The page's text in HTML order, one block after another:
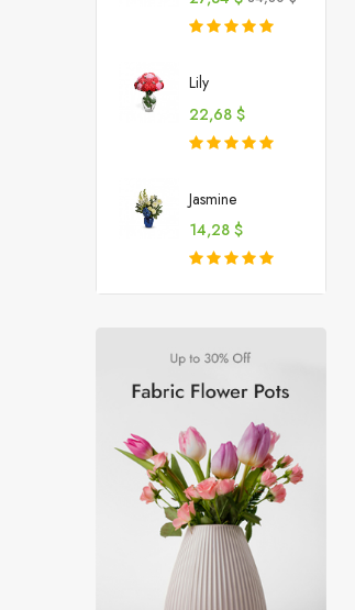
podstawowa
Lily
Cena
22,68 $
Jasmine
Cena
14,28 $